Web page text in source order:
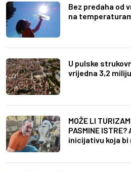
Bez predaha od
na
U pulske
vrijedna 3,2
MOŽE LI
PASMINE
inicijativu koja